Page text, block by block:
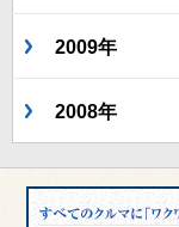
2009年
2008年